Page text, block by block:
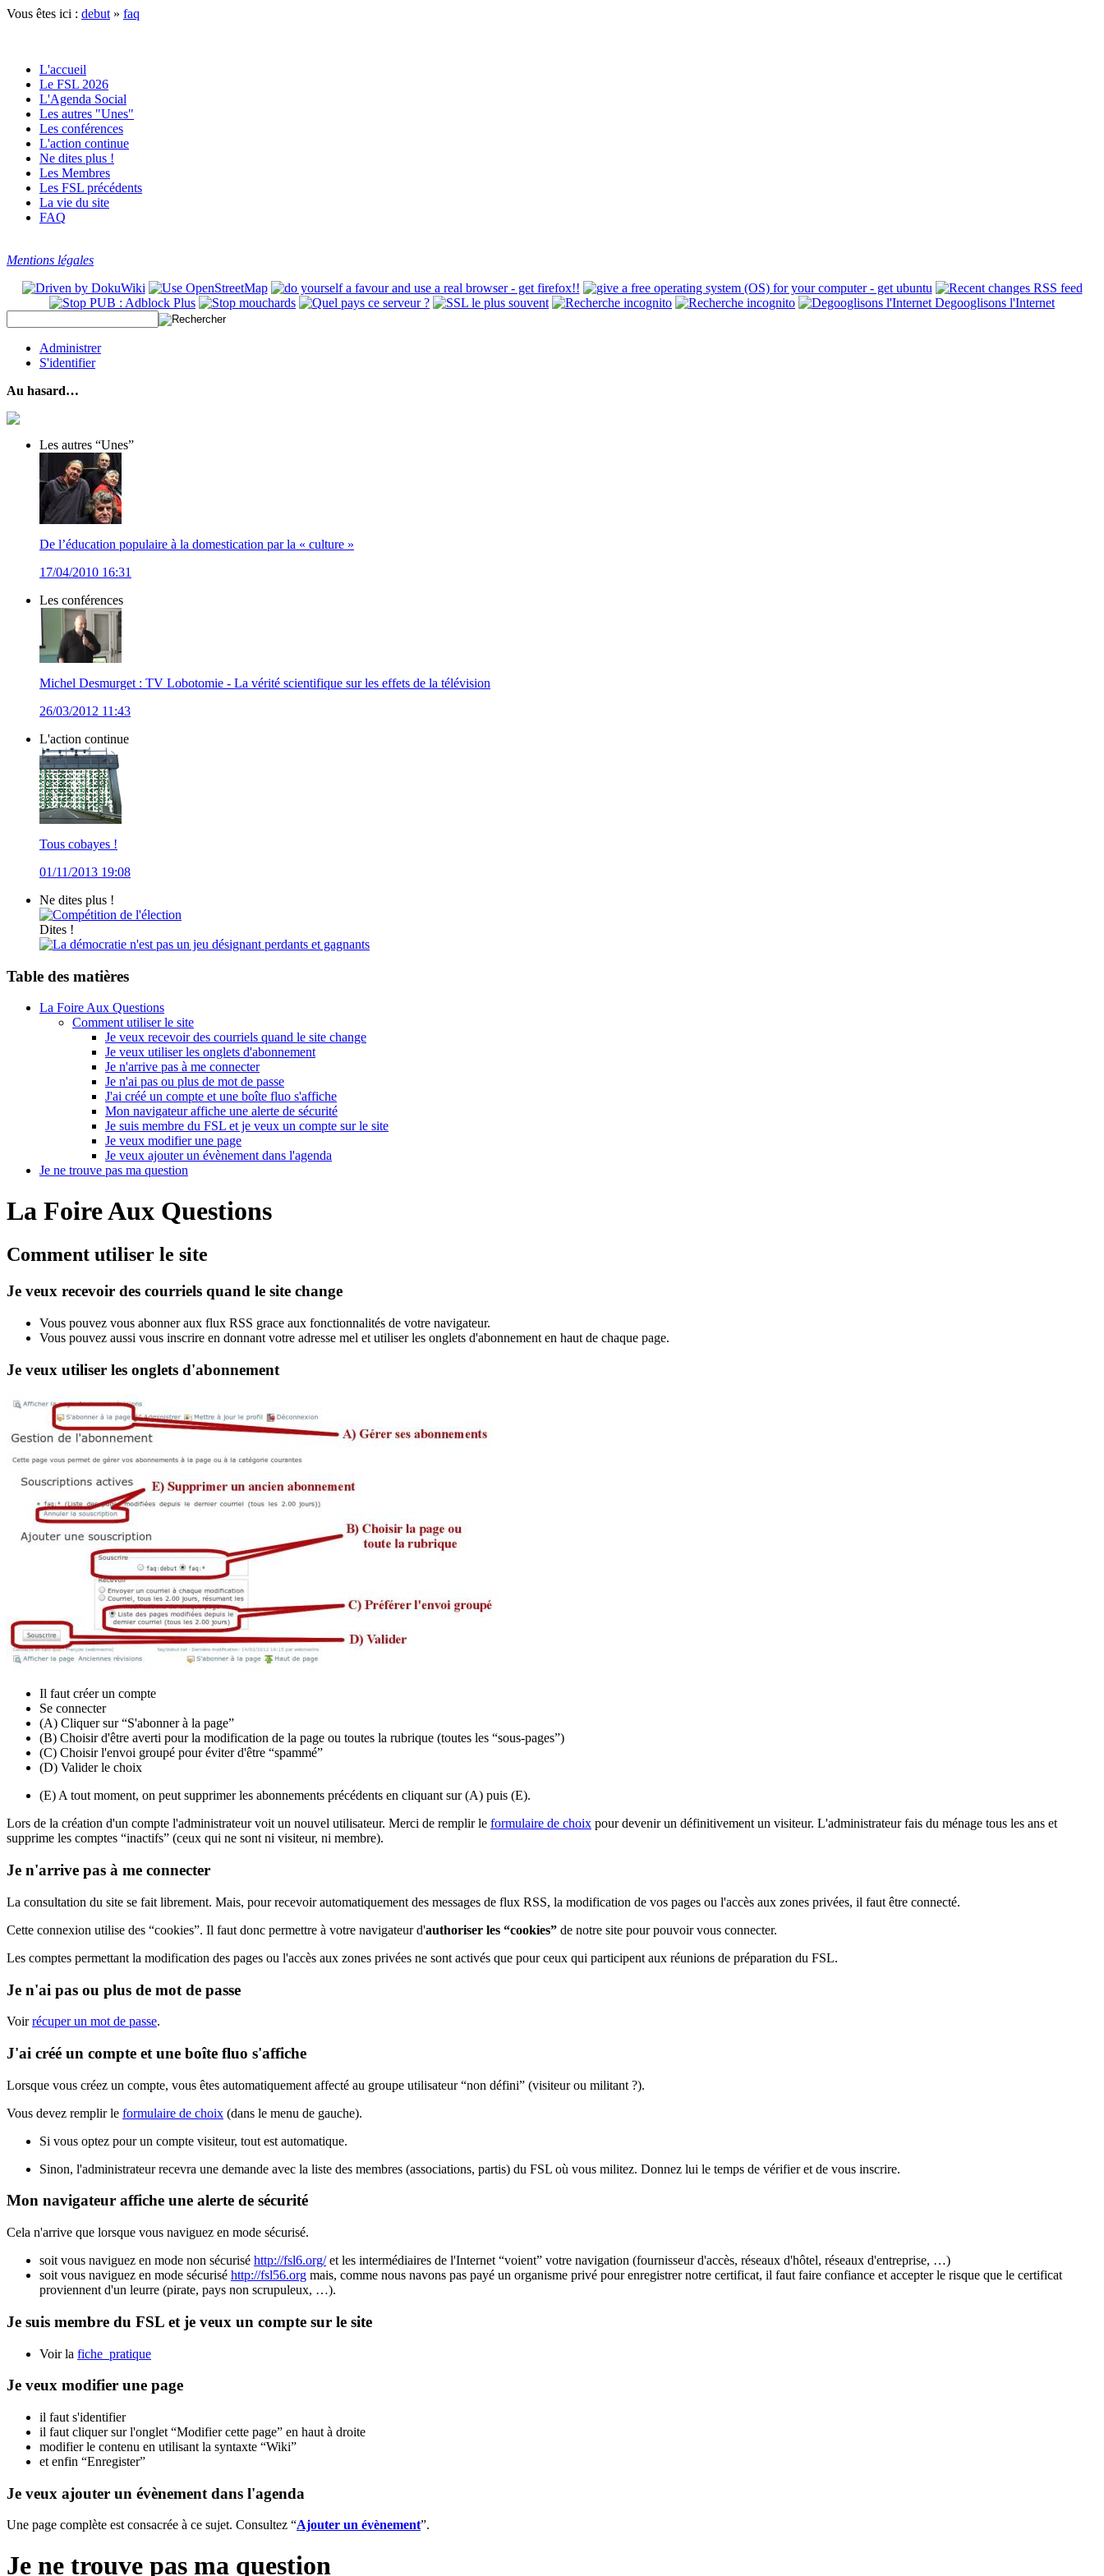
Vous êtes ici : debut » faq
L'accueil
Le FSL 2026
L'Agenda Social
Les autres "Unes"
Les conférences
L'action continue
Ne dites plus !
Les Membres
Les FSL précédents
La vie du site
FAQ
Mentions légales
Degooglisons l'Internet
Administrer
S'identifier
Au hasard…
Les autres “Unes”
De l’éducation populaire à la domestication par la « culture »
17/04/2010 16:31
Les conférences
Michel Desmurget : TV Lobotomie - La vérité scientifique sur les effets de la télévision
26/03/2012 11:43
L'action continue
Tous cobayes !
01/11/2013 19:08
Ne dites plus !
Compétition de l'élection
Dites !
La démocratie n'est pas un jeu désignant perdants et gagnants
Table des matières
La Foire Aux Questions
Comment utiliser le site
Je veux recevoir des courriels quand le site change
Je veux utiliser les onglets d'abonnement
Je n'arrive pas à me connecter
Je n'ai pas ou plus de mot de passe
J'ai créé un compte et une boîte fluo s'affiche
Mon navigateur affiche une alerte de sécurité
Je suis membre du FSL et je veux un compte sur le site
Je veux modifier une page
Je veux ajouter un évènement dans l'agenda
Je ne trouve pas ma question
La Foire Aux Questions
Comment utiliser le site
Je veux recevoir des courriels quand le site change
Vous pouvez vous abonner aux flux RSS grace aux fonctionnalités de votre navigateur.
Vous pouvez aussi vous inscrire en donnant votre adresse mel et utiliser les onglets d'abonnement en haut de chaque page.
Je veux utiliser les onglets d'abonnement
Il faut créer un compte
Se connecter
(A) Cliquer sur “S'abonner à la page”
(B) Choisir d'être averti pour la modification de la page ou toutes la rubrique (toutes les “sous-pages”)
(C) Choisir l'envoi groupé pour éviter d'être “spammé”
(D) Valider le choix
(E) A tout moment, on peut supprimer les abonnements précédents en cliquant sur (A) puis (E).
Lors de la création d'un compte l'administrateur voit un nouvel utilisateur. Merci de remplir le formulaire de choix pour devenir un définitivement un visiteur. L'administrateur fais du ménage tous les ans et
supprime les comptes “inactifs” (ceux qui ne sont ni visiteur, ni membre).
Je n'arrive pas à me connecter
La consultation du site se fait librement. Mais, pour recevoir automatiquement des messages de flux RSS, la modification de vos pages ou l'accès aux zones privées, il faut être connecté.
Cette connexion utilise des “cookies”. Il faut donc permettre à votre navigateur d'authoriser les “cookies” de notre site pour pouvoir vous connecter.
Les comptes permettant la modification des pages ou l'accès aux zones privées ne sont activés que pour ceux qui participent aux réunions de préparation du FSL.
Je n'ai pas ou plus de mot de passe
Voirrécuper un mot de passe.
J'ai créé un compte et une boîte fluo s'affiche
Lorsque vous créez un compte, vous êtes automatiquement affecté au groupe utilisateur “non défini” (visiteur ou militant ?).
Vous devez remplir le formulaire de choix (dans le menu de gauche).
Si vous optez pour un compte visiteur, tout est automatique.
Sinon, l'administrateur recevra une demande avec la liste des membres (associations, partis) du FSL où vous militez. Donnez lui le temps de vérifier et de vous inscrire.
Mon navigateur affiche une alerte de sécurité
Cela n'arrive que lorsque vous naviguez en mode sécurisé.
soit vous naviguez en mode non sécurisé http://fsl6.org/et les intermédiaires de l'Internet “voient” votre navigation (fournisseur d'accès, réseaux d'hôtel, réseaux d'entreprise, …)
soit vous naviguez en mode sécurisé http://fsl56.org mais, comme nous navons pas payé un organisme privé pour enregistrer notre certificat, il faut faire confiance et accepter le risque que le certificat
proviennent d'un leurre (pirate, pays non scrupuleux, …).
Je suis membre du FSL et je veux un compte sur le site
Voir la fiche_pratique
Je veux modifier une page
il faut s'identifier
il faut cliquer sur l'onglet “Modifier cette page” en haut à droite
modifier le contenu en utilisant la syntaxte “Wiki”
et enfin “Enregister”
Je veux ajouter un évènement dans l'agenda
Une page complète est consacrée à ce sujet. Consultez “Ajouter un évènement”.
Je ne trouve pas ma question